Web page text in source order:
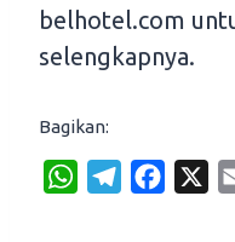
belhotel.com
selengkapnya.
Bagikan:
W